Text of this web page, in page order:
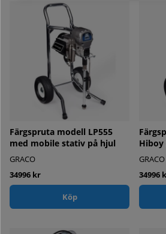
Färgspruta modell LP555
med mobile stativ på hjul
GRACO
34996 kr
Köp
Hiboy
GRACO
34996